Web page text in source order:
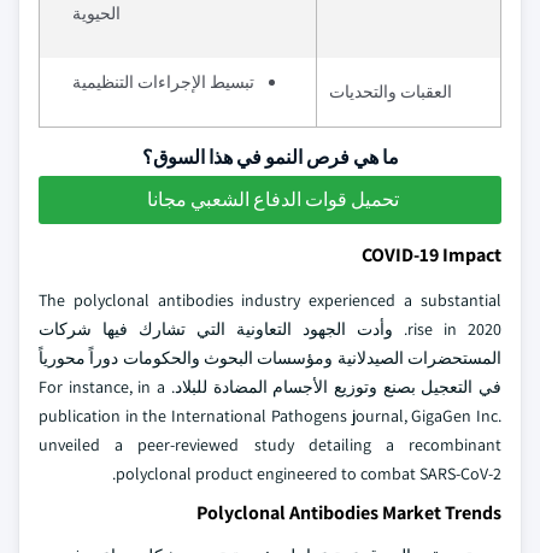
الحيوية
العقبات والتحديات تبسيط الإجراءات التنظيمية
ما هي فرص النمو في هذا السوق؟
تحميل قوات الدفاع الشعبي مجانا
COVID-19 Impact
The polyclonal antibodies industry experienced a substantial
rise in 2020. وأدت الجهود التعاونية التي تشارك فيها شركات
المستحضرات الصيدلانية ومؤسسات البحوث والحكومات دوراً محورياً
في التعجيل بصنع وتوزيع الأجسام المضادة للبلاد. For instance, in a
publication in the International Pathogens journal, GigaGen Inc.
unveiled a peer-reviewed study detailing a recombinant
polyclonal product engineered to combat SARS-CoV-2.
Polyclonal Antibodies Market Trends